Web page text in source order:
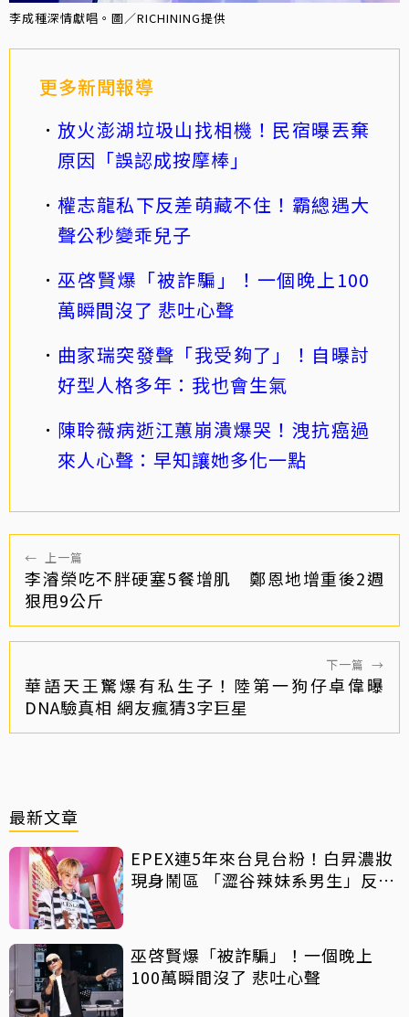
李成種深情獻唱。圖／RICHINING提供
更多新聞報導
放火澎湖垃圾山找相機！民宿曝丟棄
原因「誤認成按摩棒」
權志龍私下反差萌藏不住！霸總遇大
聲公秒變乖兒子
巫啓賢爆「被詐騙」！一個晚上100
萬瞬間沒了 悲吐心聲
曲家瑞突發聲「我受夠了」！自曝討
好型人格多年：我也會生氣
陳聆薇病逝江蕙崩潰爆哭！洩抗癌過
來人心聲：早知讓她多化一點
← 上一篇
李濬榮吃不胖硬塞5餐增肌 鄭恩地增重後2週
狠甩9公斤
下一篇 →
華語天王驚爆有私生子！陸第一狗仔卓偉曝
DNA驗真相 網友瘋猜3字巨星
最新文章
EPEX連5年來台見台粉！白昇濃妝
現身鬧區 「澀谷辣妹系男生」反差
巫啓賢爆「被詐騙」！一個晚上
100萬瞬間沒了 悲吐心聲